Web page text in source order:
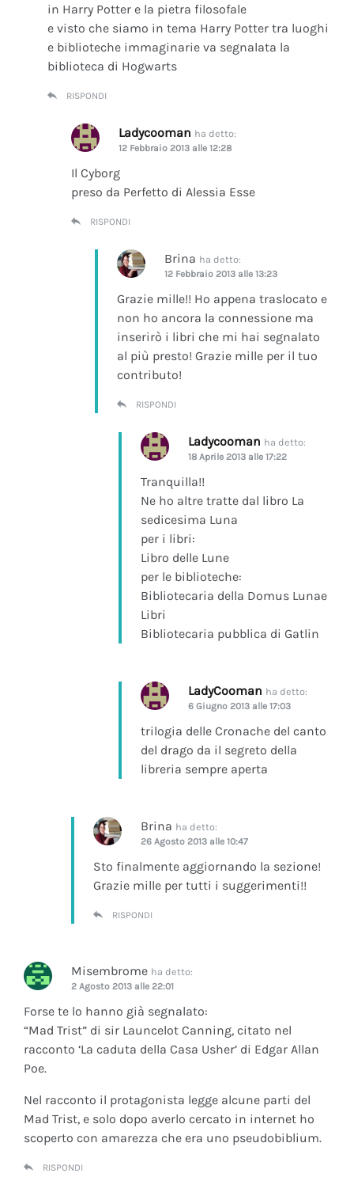
in Harry Potter e la pietra filosofale
e visto che siamo in tema Harry Potter tra luoghi
e biblioteche immaginarie va segnalata la
biblioteca di Hogwarts
RISPONDI
Ladycooman ha detto:
12 Febbraio 2013 alle 12:28
Il Cyborg
preso da Perfetto di Alessia Esse
RISPONDI
Brina ha detto:
12 Febbraio 2013 alle 13:23
Grazie mille!! Ho appena traslocato e
non ho ancora la connessione ma
inserirò i libri che mi hai segnalato
al più presto! Grazie mille per il tuo
contributo!
RISPONDI
Ladycooman ha detto:
18 Aprile 2013 alle 17:22
Tranquilla!!
Ne ho altre tratte dal libro La
sedicesima Luna
per i libri:
Libro delle Lune
per le biblioteche:
Bibliotecaria della Domus Lunae
Libri
Bibliotecaria pubblica di Gatlin
LadyCooman ha detto:
6 Giugno 2013 alle 17:03
trilogia delle Cronache del canto
del drago da il segreto della
libreria sempre aperta
Brina ha detto:
26 Agosto 2013 alle 10:47
Sto finalmente aggiornando la sezione!
Grazie mille per tutti i suggerimenti!!
RISPONDI
Misembrome ha detto:
2 Agosto 2013 alle 22:01
Forse te lo hanno già segnalato:
“Mad Trist” di sir Launcelot Canning, citato nel
racconto ‘La caduta della Casa Usher’ di Edgar Allan
Poe.
Nel racconto il protagonista legge alcune parti del
Mad Trist, e solo dopo averlo cercato in internet ho
scoperto con amarezza che era uno pseudobiblium.
RISPONDI